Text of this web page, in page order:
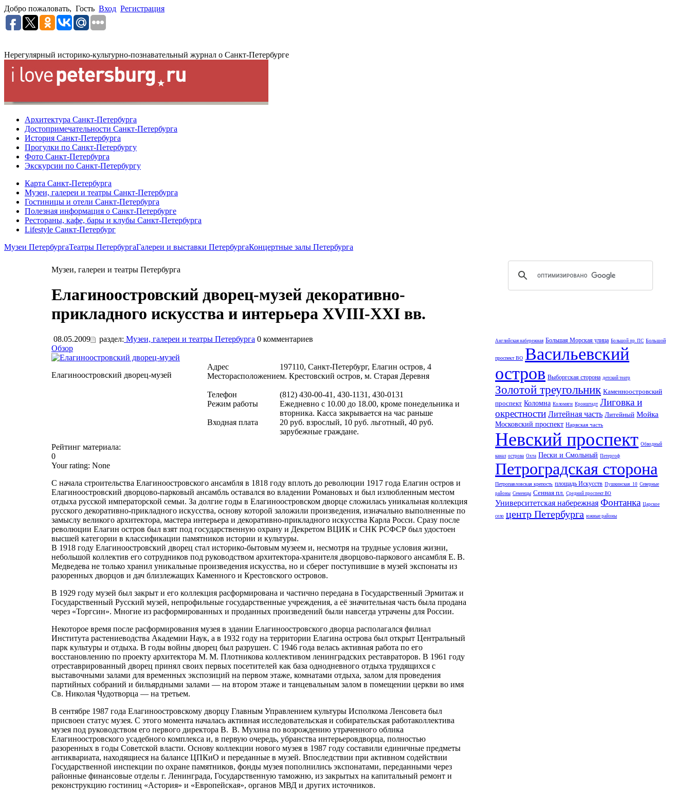
Добро пожаловать, Гость Вход Регистрация
Нерегулярный историко-культурно-познавательный журнал о Санкт-Петербурге
Архитектура Санкт-Петербурга
Достопримечательности Санкт-Петербурга
История Санкт-Петербурга
Прогулки по Санкт-Петербургу
Фото Санкт-Петербурга
Экскурсии по Санкт-Петербургу
Карта Санкт-Петербурга
Музеи, галереи и театры Санкт-Петербурга
Гостиницы и отели Санкт-Петербурга
Полезная информация о Санкт-Петербурге
Рестораны, кафе, бары и клубы Санкт-Петербурга
Lifestyle Санкт-Петербург
Музеи ПетербургаТеатры ПетербургаГалереи и выставки ПетербургаКонцертные залы Петербурга
Музеи, галереи и театры Петербурга
Елагиноостровский дворец-музей декоративно-
прикладного искусства и интерьера XVIII-XXI вв.
08.05.2009 раздел: Музеи, галереи и театры Петербурга 0 комментариев
Обзор
Елагиноостровский дворец-музей
Адрес
197110, Санкт-Петербург, Елагин остров, 4
Месторасположением. Крестовский остров, м. Старая Деревня
Телефон
(812) 430-00-41, 430-1131, 430-0131
Режим работы
Ежедневно с 10.00 до 18.00, кроме понедельника и
вторника. Касса закрывается на час раньше
Входная плата
20 руб. взрослый, 10 руб. льготный, 40 руб.
зарубежные граждане.
Рейтинг материала:
0
Your rating: None
С начала строительства Елагиноостровского ансамбля в 1818 году вплоть до революции 1917 года Елагин остров и
Елагиноостровский дворцово-парковый ансамбль оставался во владении Романовых и был излюбленным местом
отдыха русской императорской семьи. За долгие годы в Елагиноостровском дворце сложилась уникальная коллекция
русского декоративно-прикладного искусства, основу которой заложили произведения, изначально выполненные по
замыслу великого архитектора, мастера интерьера и декоративно-прикладного искусства Карла Росси. Сразу после
революции Елагин остров был взят под государственную охрану и Декретом ВЦИК и СНК РСФСР был удостоен
высшей категории в классификации памятников истории и культуры.
В 1918 году Елагиноостровский дворец стал историко-бытовым музеем и, несмотря на трудные условия жизни,
небольшой коллектив его сотрудников под руководством архитектора-хранителя дворцово-паркового ансамбля Е. В.
Медведева не только хранил уникальные произведения искусства, но и сберег поступившие в музей экспонаты из
разоренных дворцов и дач близлежащих Каменного и Крестовского островов.
В 1929 году музей был закрыт и его коллекция расформирована и частично передана в Государственный Эрмитаж и
Государственный Русский музей, непрофильные государственные учреждения, а её значительная часть была продана
через «Торгсин». Многие из расформированных и проданных произведений были навсегда утрачены для России.
Некоторое время после расформирования музея в здании Елагиноостровского дворца располагался филиал
Института растениеводства Академии Наук, а в 1932 году на территории Елагина острова был открыт Центральный
парк культуры и отдыха. В годы войны дворец был разрушен. С 1946 года велась активная работа по его
восстановлению по проекту архитектора М. М. Плотникова коллективом ленинградских реставраторов. В 1961 году
отреставрированный дворец принял своих первых посетителей как база однодневного отдыха трудящихся с
выставочными залами для временных экспозиций на первом этаже, комнатами отдыха, залом для проведения
партийных собраний и бильярдными залами — на втором этаже и танцевальным залом в помещении церкви во имя
Св. Николая Чудотворца — на третьем.
В сентябре 1987 года Елагиноостровскому дворцу Главным Управлением культуры Исполкома Ленсовета был
присвоен статус музея. С этого момента началась активная исследовательская и собирательская работаколлектива
музея под руководством его первого директора В. В. Мухина по возрождению утраченного облика
Елагиноостровского усадебного комплекса и, в первую очередь, убранства интерьеровдворца, полностью
разоренных в годы Советской власти. Основу коллекции нового музея в 1987 году составили единичные предметы
антиквариата, находящиеся на балансе ЦПКиО и переданные в музей. Впоследствии при активном содействии
Государственной инспекции по охране памятников, фонды музея пополнились экспонатами, переданными через
районные финансовые отделы г. Ленинграда, Государственную таможню, из закрытых на капитальный ремонт и
реконструкцию гостиниц «Астория» и «Европейская», органов МВД и других источников.
Английская набережная Большая Морская улица Большой пр. ПС Большой
проспект ВО Васильевский
остров Выборгская сторона детский театр
Золотой треугольник Каменноостровский
проспект Коломна Коломяги Кронштадт Лиговка и
окрестности Литейная часть Литейный Мойка
Московский проспект Нарвская часть
Невский проспект Обводный
канал острова Охта Пески и Смольный Петергоф
Петроградская сторона
Петропавловская крепость площадь Искусств Пушкинская_10 Северные
районы Семенцы Сенная пл. Средний проспект ВО
Университетская набережная Фонтанка Царское
село центр Петербурга южные районы